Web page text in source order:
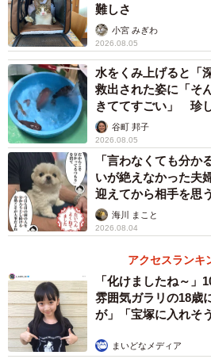
難しさ
小宮 みぎわ
2026.08.05
水をくみ上げると「
救出された姿に「そ
きててすごい」 珍
は……谷町 邦子
2026.08.05
「言わなくても分か
いが絶えなかった
迎えてから相手を思
画】海川 まこと
2026.08.04
アクセスランキ
「化けましたね～
雰囲気ガラリの18
が」「宝塚に入れそう
まいどなメディア